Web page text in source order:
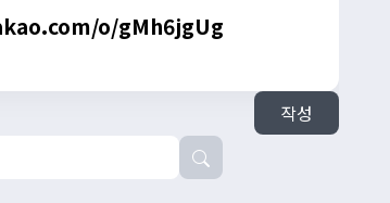
o/gMh6jgUg
작성